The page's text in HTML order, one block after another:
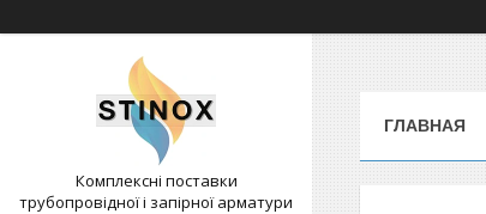
Комплексні поставки
трубопровідної і запірної арматури
ГЛАВНАЯ